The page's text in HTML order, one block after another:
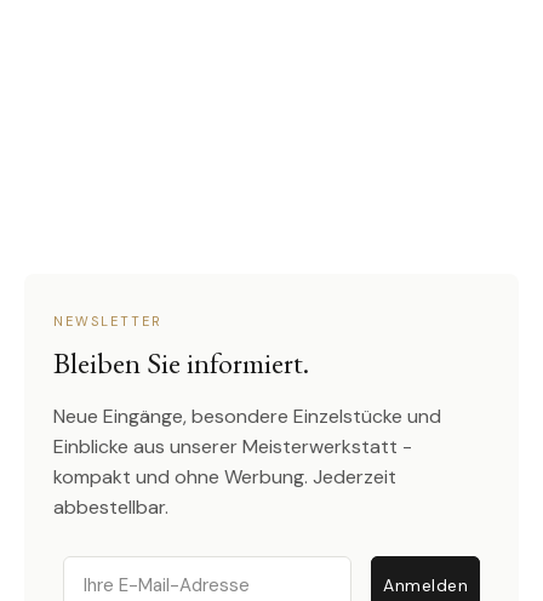
NEWSLETTER
Bleiben Sie informiert.
Neue Eingänge, besondere Einzelstücke und
Einblicke aus unserer Meisterwerkstatt -
kompakt und ohne Werbung. Jederzeit
abbestellbar.
Email
Anmelden